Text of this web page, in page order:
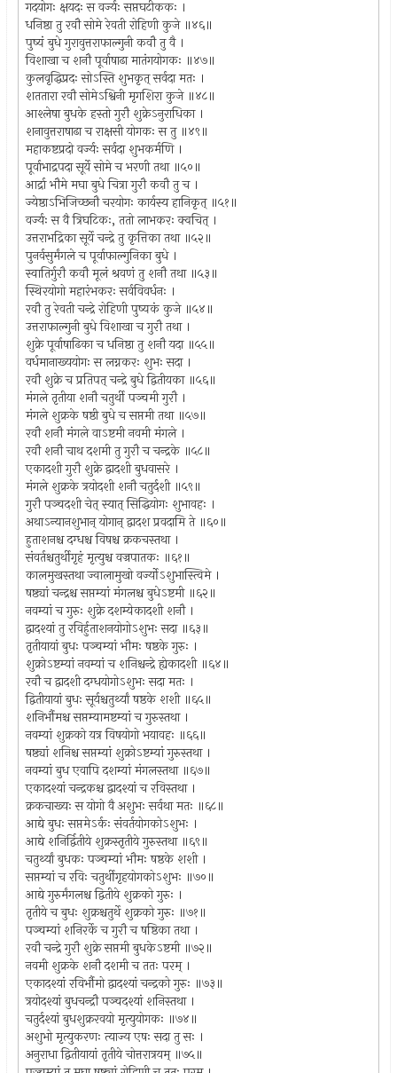
गदयोगः क्षयदः स वर्ज्यः सप्तघटीककः ।
धनिष्ठा तु रवौ सोमे रेवती रोहिणी कुजे ॥४६॥
पुष्यं बुधे गुरावुत्तराफाल्गुनी कवौ तु वै ।
विशाखा च शनौ पूर्वाषाढा मातंगयोगकः ॥४७॥
कुलवृद्धिप्रदः सोऽस्ति शुभकृत् सर्वदा मतः ।
शततारा रवौ सोमेऽश्विनी मृगशिरा कुजे ॥४८॥
आश्लेषा बुधके हस्तो गुरौ शुक्रेऽनुराधिका ।
शनावुत्तराषाढा च राक्षसी योगकः स तु ॥४९॥
महाकष्टप्रदो वर्ज्यः सर्वदा शुभकर्मणि ।
पूर्वाभाद्रपदा सूर्ये सोमे च भरणी तथा ॥५०॥
आर्द्रा भौमे मघा बुधे चित्रा गुरौ कवौ तु च ।
ज्येष्ठाऽभिजिच्छनौ चरयोगः कार्यस्य हानिकृत् ॥५१॥
वर्ज्यः स वै त्रिघटिकः, ततो लाभकरः क्वचित् ।
उत्तराभद्रिका सूर्ये चन्द्रे तु कृत्तिका तथा ॥५२॥
पुनर्वसुर्मंगले च पूर्वाफाल्गुनिका बुधे ।
स्वातिर्गुरौ कवौ मूलं श्रवणं तु शनौ तथा ॥५३॥
स्थिरयोगो महारंभकरः सर्वविवर्धनः ।
रवौ तु रेवती चन्द्रे रोहिणी पुष्यकं कुजे ॥५४॥
उत्तराफाल्गुनी बुधे विशाखा च गुरौ तथा ।
शुक्रे पूर्वाषाढिका च धनिष्ठा तु शनौ यदा ॥५५॥
वर्धमानाख्ययोगः स लग्नकरः शुभः सदा ।
रवौ शुक्रे च प्रतिपत् चन्द्रे बुधे द्वितीयका ॥५६॥
मंगले तृतीया शनौ चतुर्थी पञ्चमी गुरौ ।
मंगले शुक्रके षष्ठी बुधे च सप्तमी तथा ॥५७॥
रवौ शनौ मंगले वाऽष्टमी नवमी मंगले ।
रवौ शनौ चाथ दशमी तु गुरौ च चन्द्रके ॥५८॥
एकादशी गुरौ शुक्रे द्वादशी बुधवासरे ।
मंगले शुक्रके त्रयोदशी शनौ चतुर्दशी ॥५९॥
गुरौ पञ्चदशी चेत् स्यात् सिद्धियोगः शुभावहः ।
अथाऽन्यानशुभान् योगान् द्वादश प्रवदामि ते ॥६०॥
हुताशनश्च दग्धश्च विषश्च क्रकचस्तथा ।
संवर्तश्चतुर्थीगृहं मृत्युश्च वज्रपातकः ॥६१॥
कालमुखस्तथा ज्वालामुखो वर्ज्योऽशुभास्त्विमे ।
षष्ठ्यां चन्द्रश्च सप्तम्यां मंगलश्च बुधेऽष्टमी ॥६२॥
नवम्यां च गुरुः शुक्रे दशम्येकादशी शनौ ।
द्वादश्यां तु रविर्हुताशनयोगोऽशुभः सदा ॥६३॥
तृतीयायां बुधः पञ्चम्यां भौमः षष्ठके गुरुः ।
शुक्रोऽष्टम्यां नवम्यां च शनिश्चन्द्रे ह्येकादशी ॥६४॥
रवौ च द्वादशी दग्धयोगोऽशुभः सदा मतः ।
द्वितीयायां बुधः सूर्यश्चतुर्थ्यां षष्ठके शशी ॥६५॥
शनिर्भौमश्च सप्तम्यामष्टम्यां च गुरुस्तथा ।
नवम्यां शुक्रको यत्र विषयोगो भयावहः ॥६६॥
षष्ठ्यां शनिश्च सप्तम्यां शुक्रोऽष्टम्यां गुरुस्तथा ।
नवम्यां बुध एवापि दशम्यां मंगलस्तथा ॥६७॥
एकादश्यां चन्द्रकश्च द्वादश्यां च रविस्तथा ।
क्रकचाख्यः स योगो वै अशुभः सर्वथा मतः ॥६८॥
आद्ये बुधः सप्तमेऽर्कः संवर्तयोगकोऽशुभः ।
आद्ये शनिर्द्वितीये शुक्रस्तृतीये गुरुस्तथा ॥६९॥
चतुर्थ्यां बुधकः पञ्चम्यां भौमः षष्ठके शशी ।
सप्तम्यां च रविः चतुर्थीगृहयोगकोऽशुभः ॥७०॥
आद्ये गुरुर्मंगलश्च द्वितीये शुक्रको गुरुः ।
तृतीये च बुधः शुक्रश्चतुर्थे शुक्रको गुरुः ॥७१॥
पञ्चम्यां शनिरर्के च गुरौ च षष्ठिका तथा ।
रवौ चन्द्रे गुरौ शुक्रे सप्तमी बुधकेऽष्टमी ॥७२॥
नवमी शुक्रके शनौ दशमी च ततः परम् ।
एकादश्यां रविर्भौमो द्वादश्यां चन्द्रको गुरुः ॥७३॥
त्रयोदश्यां बुधचन्द्रौ पञ्चदश्यां शनिस्तथा ।
चतुर्दश्यां बुधशुक्ररवयो मृत्युयोगकः ॥७४॥
अशुभो मृत्युकरणः त्याज्य एषः सदा तु सः ।
अनुराधा द्वितीयायां तृतीये चोत्तरात्रयम् ॥७५॥